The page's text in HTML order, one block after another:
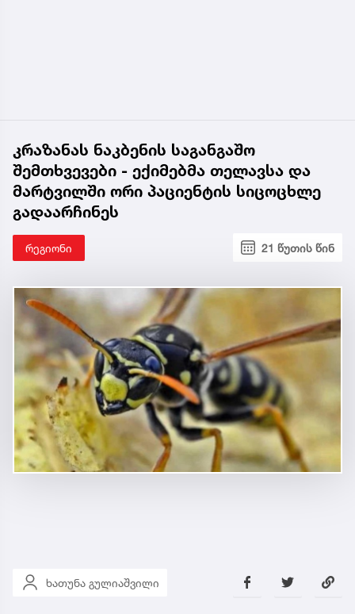
კრაზანას ნაკბენის საგანგაშო
შემთხვევები - ექიმებმა თელავსა და
მარტვილში ორი პაციენტის სიცოცხლე
გადაარჩინეს
რეგიონი 21 წუთის წინ
ხათუნა გულიაშვილი